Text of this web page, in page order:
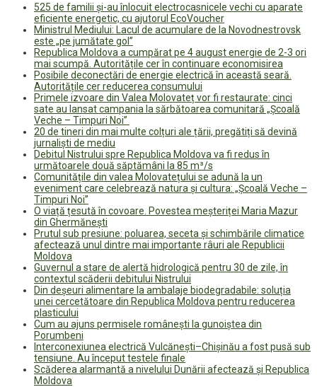
525 de familii și-au înlocuit electrocasnicele vechi cu aparate
eficiente energetic, cu ajutorul EcoVoucher
Ministrul Mediului: Lacul de acumulare de la Novodnestrovsk
este „pe jumătate gol”
Republica Moldova a cumpărat pe 4 august energie de 2-3 ori
mai scumpă. Autoritățile cer în continuare economisirea
Posibile deconectări de energie electrică în această seară.
Autoritățile cer reducerea consumului
Primele izvoare din Valea Molovateț vor fi restaurate: cinci
sate au lansat campania la sărbătoarea comunitară „Școală
Veche – Timpuri Noi”
20 de tineri din mai multe colțuri ale țării, pregătiți să devină
jurnaliști de mediu
Debitul Nistrului spre Republica Moldova va fi redus în
următoarele două săptămâni la 85 m³/s
Comunitățile din valea Molovatețului se adună la un
eveniment care celebrează natura și cultura: „Școală Veche –
Timpuri Noi”
O viață țesută în covoare. Povestea meșteriței Maria Mazur
din Ghermănești
Prutul sub presiune: poluarea, seceta și schimbările climatice
afectează unul dintre mai importante râuri ale Republicii
Moldova
Guvernul a stare de alertă hidrologică pentru 30 de zile, în
contextul scăderii debitului Nistrului
Din deșeuri alimentare la ambalaje biodegradabile: soluția
unei cercetătoare din Republica Moldova pentru reducerea
plasticului
Cum au ajuns permisele românești la gunoiștea din
Porumbeni
Interconexiunea electrică Vulcănești–Chișinău a fost pusă sub
tensiune. Au început testele finale
Scăderea alarmantă a nivelului Dunării afectează și Republica
Moldova